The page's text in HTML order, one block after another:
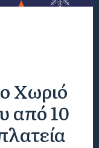
Χωριό
από 10